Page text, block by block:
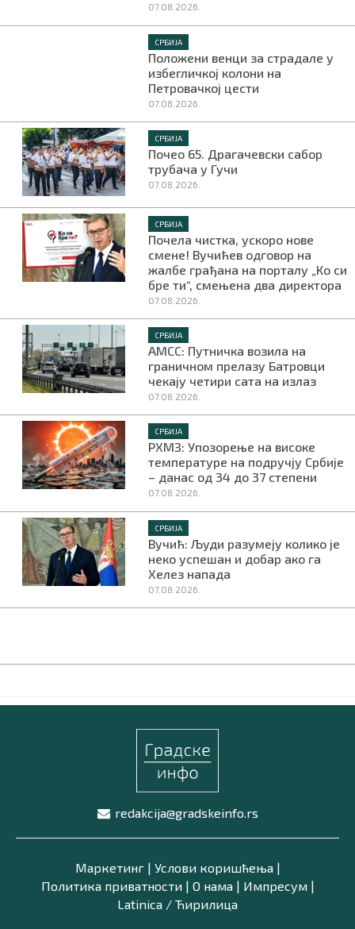
07.08.2026.
СРБИЈА
Положени венци за страдале у
избегличкој колони на
Петровачкој цести
07.08.2026.
СРБИЈА
Почео 65. Драгачевски сабор
трубача у Гучи
07.08.2026.
СРБИЈА
Почела чистка, ускоро нове
смене! Вучићев одговор на
жалбе грађана на порталу „Ко си
бре ти“, смењена два директора
07.08.2026.
СРБИЈА
АМСС: Путничка возила на
граничном прелазу Батровци
чекају четири сата на излаз
07.08.2026.
СРБИЈА
РХМЗ: Упозорење на високе
температуре на подручју Србије
– данас од 34 до 37 степени
07.08.2026.
СРБИЈА
Вучић: Људи разумеју колико је
неко успешан и добар ако га
Хелез напада
07.08.2026.
redakcija@gradskeinfo.rs
Маркетинг| Услови коришћења|
Политика приватности| О нама| Импресум|
Latinica / Ћирилица